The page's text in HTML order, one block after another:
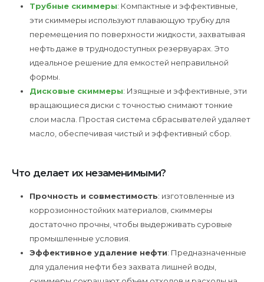
Трубные скиммеры: Компактные и эффективные,
эти скиммеры используют плавающую трубку для
перемещения по поверхности жидкости, захватывая
нефть даже в труднодоступных резервуарах. Это
идеальное решение для емкостей неправильной
формы.
Дисковые скиммеры: Изящные и эффективные, эти
вращающиеся диски с точностью снимают тонкие
слои масла. Простая система сбрасывателей удаляет
масло, обеспечивая чистый и эффективный сбор.
Что делает их незаменимыми?
Прочность и совместимость: изготовленные из
коррозионностойких материалов, скиммеры
достаточно прочны, чтобы выдерживать суровые
промышленные условия.
Эффективное удаление нефти: Предназначенные
для удаления нефти без захвата лишней воды,